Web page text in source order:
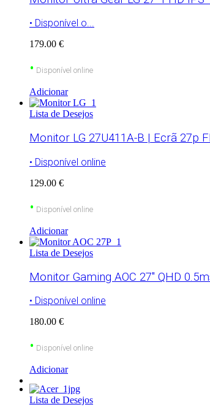
• Disponível o...
179.00 €
• Disponível online
Adicionar
Lista de Desejos
Monitor LG 27U411A-B | Ecrã 27p
• Disponível online
129.00 €
• Disponível online
Adicionar
Lista de Desejos
Monitor Gaming AOC 27″ QHD
• Disponível online
180.00 €
• Disponível online
Adicionar
Lista de Desejos